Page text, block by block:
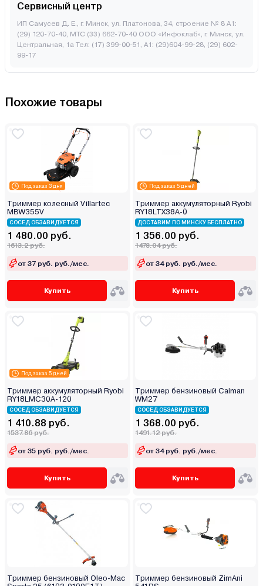
Сервисный центр
ИП Самусев Д. Е., г. Минск, ул. Платонова, 34, строение № 8 А1:
(29) 120-70-40, МТС (33) 662-70-40 ООО «Инфоклаб», г. Минск, ул.
Центральная, 1а Тел: (17) 399-00-51, А1: (29)604-99-28, (29) 602-
99-17
Похожие товары
Под заказ 3 дня
Триммер колесный Villartec
MBW355V
СОСЕД ОБЗАВИДУЕТСЯ
1 480.00 руб.
1613.2 руб.
от 37 руб. руб./мес.
Купить
Под заказ 5 дней
Триммер аккумуляторный Ryobi
RY18LTX38A-0
ДОСТАВИМ ПО МИНСКУ БЕСПЛАТНО
1 356.00 руб.
1478.04 руб.
от 34 руб. руб./мес.
Купить
Под заказ 5 дней
Триммер аккумуляторный Ryobi
RY18LMC30A-120
СОСЕД ОБЗАВИДУЕТСЯ
1 410.88 руб.
1537.86 руб.
от 35 руб. руб./мес.
Купить
Триммер бензиновый Caiman
WM27
СОСЕД ОБЗАВИДУЕТСЯ
1 368.00 руб.
1491.12 руб.
от 34 руб. руб./мес.
Купить
Триммер бензиновый Oleo-Mac
Триммер бензиновый ZimAni